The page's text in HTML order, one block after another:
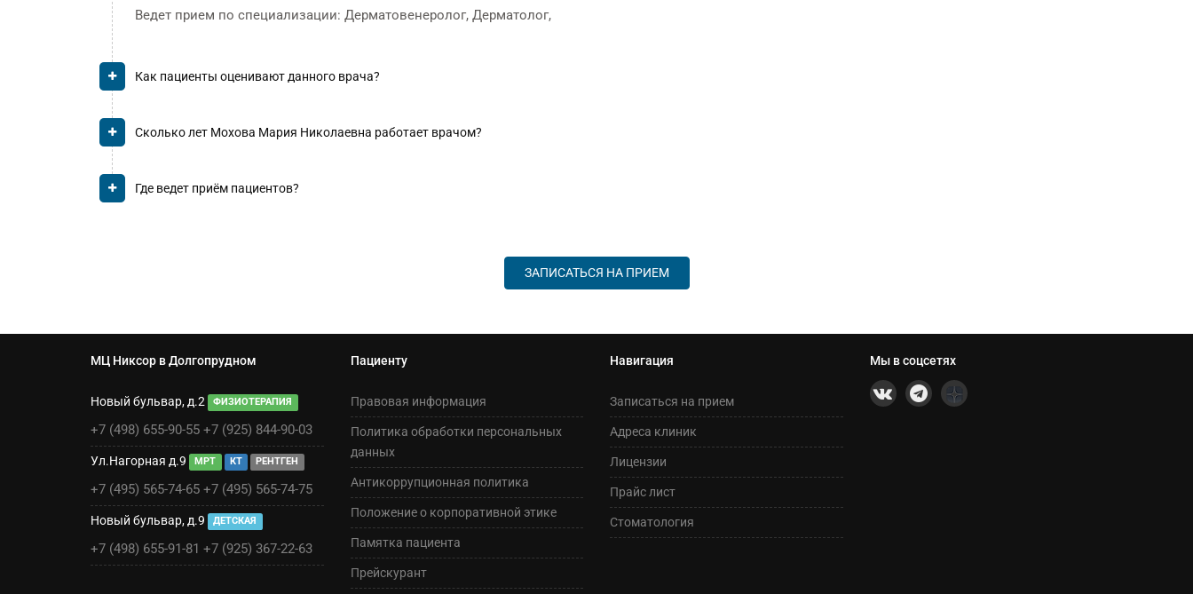
Ведет прием по специализации: Дерматовенеролог, Дерматолог,
Как пациенты оценивают данного врача?
Сколько лет Мохова Мария Николаевна работает врачом?
Где ведет приём пациентов?
ЗАПИСАТЬСЯ НА ПРИЕМ
МЦ Никсор в Долгопрудном
Новый бульвар, д.2 ФИЗИОТЕРАПИЯ
+7 (498) 655-90-55 +7 (925) 844-90-03
Ул.Нагорная д.9 МРТ КТ РЕНТГЕН
+7 (495) 565-74-65 +7 (495) 565-74-75
Новый бульвар, д.9 ДЕТСКАЯ
+7 (498) 655-91-81 +7 (925) 367-22-63
Пациенту
Правовая информация
Политика обработки персональных
данных
Антикоррупционная политика
Положение о корпоративной этике
Памятка пациента
Прейскурант
Навигация
Записаться на прием
Адреса клиник
Лицензии
Прайс лист
Стоматология
Мы в соцсетях